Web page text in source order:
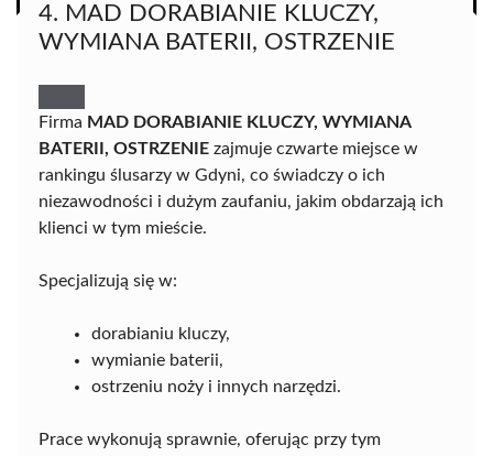
4. MAD DORABIANIE KLUCZY,
WYMIANA BATERII, OSTRZENIE
Firma MAD DORABIANIE KLUCZY, WYMIANA
BATERII, OSTRZENIE zajmuje czwarte miejsce w
rankingu ślusarzy w Gdyni, co świadczy o ich
niezawodności i dużym zaufaniu, jakim obdarzają ich
klienci w tym mieście.
Specjalizują się w:
dorabianiu kluczy,
wymianie baterii,
ostrzeniu noży i innych narzędzi.
Prace wykonują sprawnie, oferując przy tym